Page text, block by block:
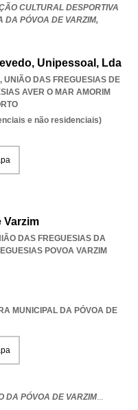
CULTURAL DESPORTIVA
DA PÓVOA DE VARZIM,
Unipessoal, Lda
UNIÃO DAS FREGUESIAS DE
AVER O MAR AMORIM
e não residenciais)
Varzim
DAS FREGUESIAS DA
POVOA VARZIM
MUNICIPAL DA PÓVOA DE
DA PÓVOA DE VARZIM...